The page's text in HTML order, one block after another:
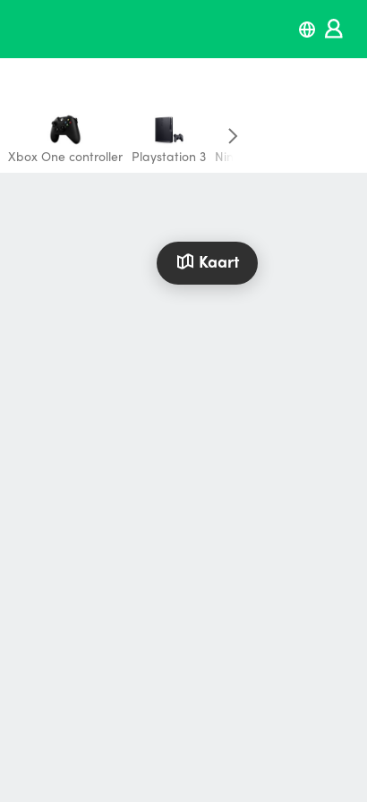
Xbox One controller Playstation 3 Nintendo Gamecube
Kaart